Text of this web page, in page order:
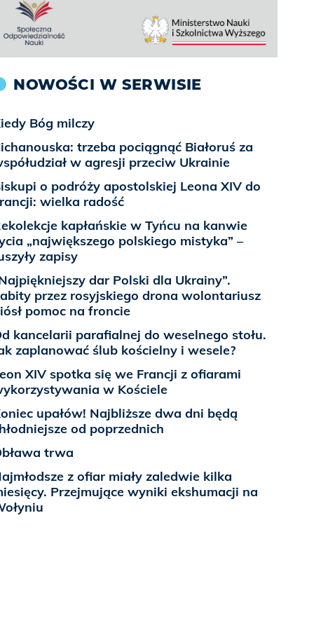
NOWOŚCI W SERWISIE
Bóg milczy
trzeba pociągnąć Białoruś za
w agresji przeciw Ukrainie
o podróży apostolskiej Leona XIV do
wielka radość
kapłańskie w Tyńcu na kanwie
„największego polskiego mistyka” –
zapisy
dar Polski dla Ukrainy”.
przez rosyjskiego drona wolontariusz
pomoc na froncie
kancelarii parafialnej do weselnego stołu.
zaplanować ślub kościelny i wesele?
XIV spotka się we Francji z ofiarami
w Kościele
upałów! Najbliższe dwa dni będą
od poprzednich
trwa
z ofiar miały zaledwie kilka
Przejmujące wyniki ekshumacji na